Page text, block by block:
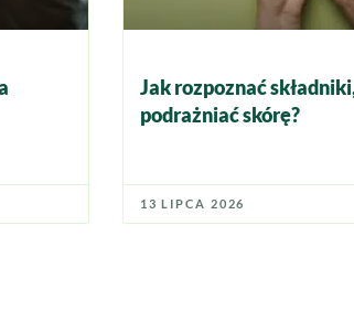
Jak rozpoznać
podrażniać skórę?
13 LIPCA 2026